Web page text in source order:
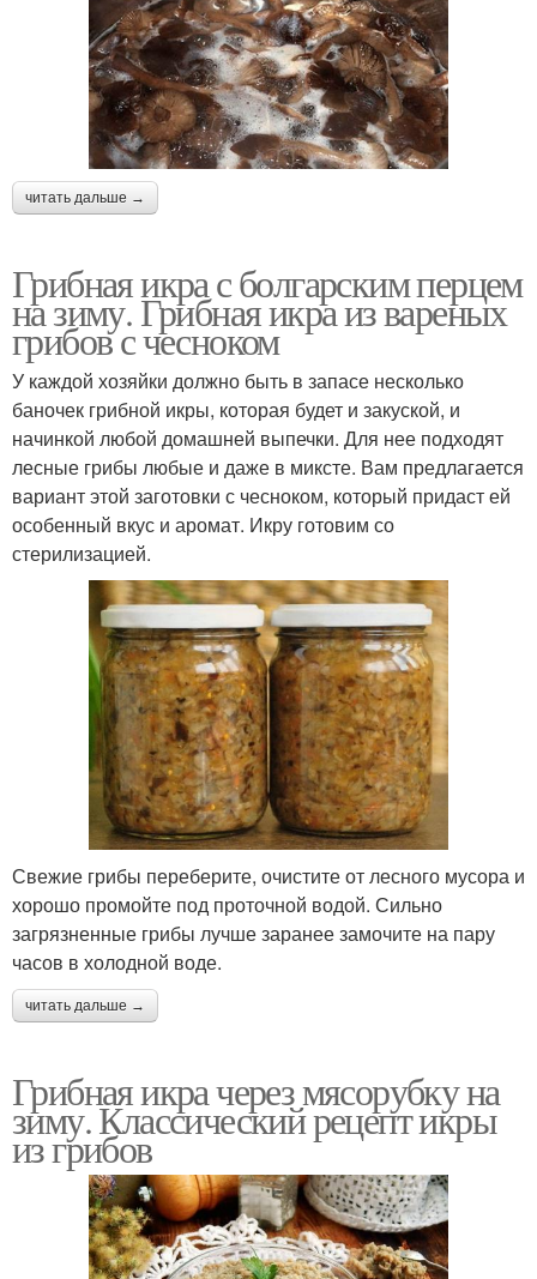
читать дальше →
Грибная икра с болгарским перцем
на зиму. Грибная икра из вареных
грибов с чесноком
У каждой хозяйки должно быть в запасе несколько
баночек грибной икры, которая будет и закуской, и
начинкой любой домашней выпечки. Для нее подходят
лесные грибы любые и даже в миксте. Вам предлагается
вариант этой заготовки с чесноком, который придаст ей
особенный вкус и аромат. Икру готовим со
стерилизацией.
Свежие грибы переберите, очистите от лесного мусора и
хорошо промойте под проточной водой. Сильно
загрязненные грибы лучше заранее замочите на пару
часов в холодной воде.
читать дальше →
Грибная икра через мясорубку на
зиму. Классический рецепт икры
из грибов